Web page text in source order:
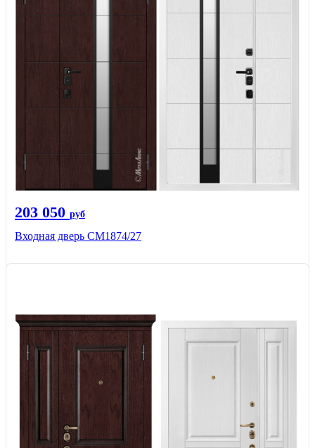
203 050 руб
Входная дверь СМ1874/27